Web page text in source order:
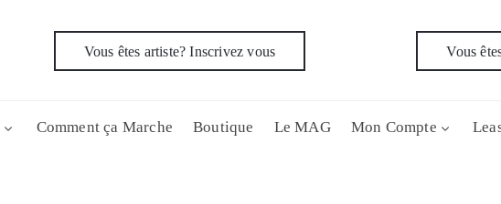
Vous êtes artiste? Inscrivez vous Vous
Comment ça Marche Boutique Le MAG Mon Compte